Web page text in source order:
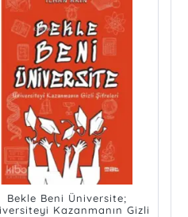
Bekle Beni Üniversite;
Kazanmanın Gizli